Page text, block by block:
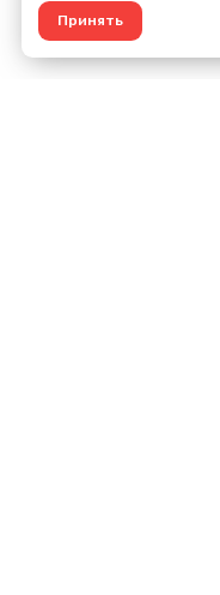
Принять